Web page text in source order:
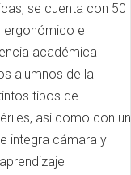
se cuenta con 50
ergonómico e
académica
alumnos de la
tipos de
así como con un
integra cámara y